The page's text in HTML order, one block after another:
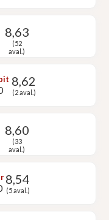
8,63
(52
aval.)
8,62
(2 aval.)
8,60
(33
aval.)
8,54
(5 aval.)